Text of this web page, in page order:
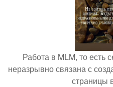
Работа в MLM, то есть
неразрывно связана с
страницы